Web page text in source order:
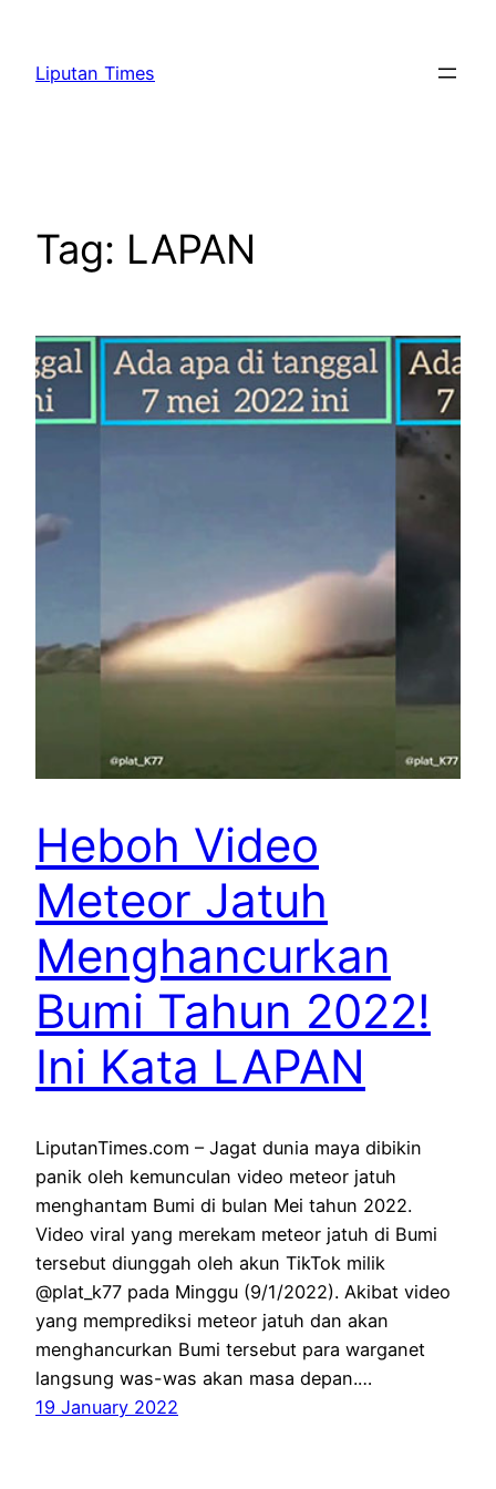
content
Liputan Times
Tag: LAPAN
Heboh Video
Meteor Jatuh
Menghancurkan
Bumi Tahun 2022!
Ini Kata LAPAN
LiputanTimes.com – Jagat dunia maya dibikin
panik oleh kemunculan video meteor jatuh
menghantam Bumi di bulan Mei tahun 2022.
Video viral yang merekam meteor jatuh di Bumi
tersebut diunggah oleh akun TikTok milik
@plat_k77 pada Minggu (9/1/2022). Akibat video
yang memprediksi meteor jatuh dan akan
menghancurkan Bumi tersebut para warganet
langsung was-was akan masa depan.…
19 January 2022